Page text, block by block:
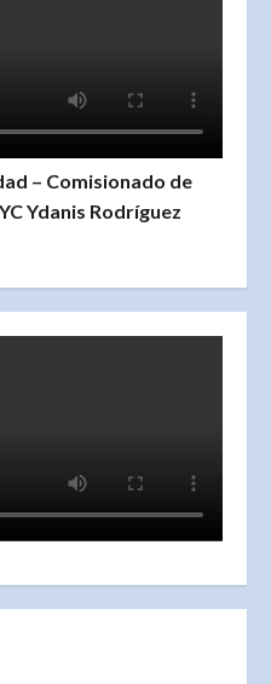
– Comisionado de
Ydanis Rodríguez